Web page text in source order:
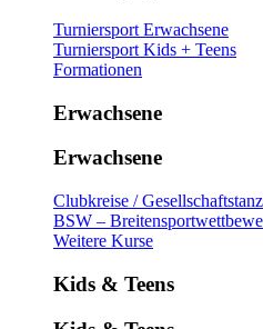
Turniersport Erwachsene
Turniersport Kids + Teens
Formationen
Erwachsene
Erwachsene
Clubkreise / Gesellschaftstanz
BSW –
Weitere Kurse
Kids & Teens